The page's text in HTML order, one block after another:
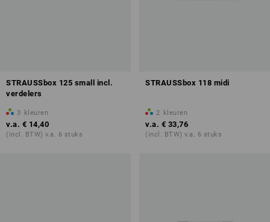
STRAUSSbox 125 small incl.
verdelers
3 kleuren
v.a. € 14,40
(incl. BTW) v.a. 6 stuks
STRAUSSbox 118 midi
2 kleuren
v.a. € 33,76
(incl. BTW) v.a. 6 stuks